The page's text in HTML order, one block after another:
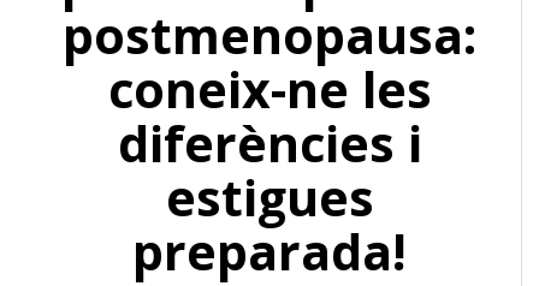
postmenopausa:
coneix-ne les
diferències i
estigues
preparada!